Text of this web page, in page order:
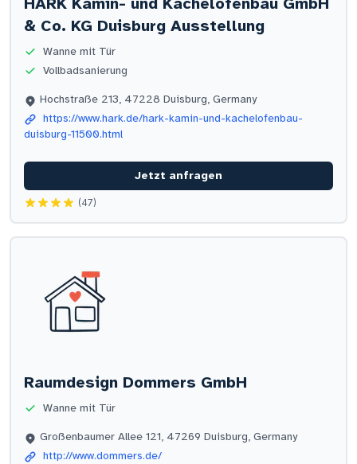
& Co. KG Duisburg Ausstellung
Wanne mit Tür
Vollbadsanierung
Hochstraße 213, 47228 Duisburg, Germany
https://www.hark.de/hark-kamin-und-kachelofenbau-
duisburg-11500.html
Jetzt anfragen
(47)
Raumdesign Dommers GmbH
Wanne mit Tür
Großenbaumer Allee 121, 47269 Duisburg, Germany
http://www.dommers.de/